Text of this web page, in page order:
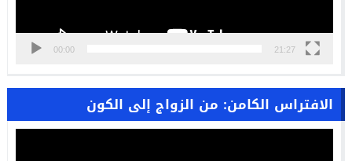
00:00 21:27
الافتراس الكامن: من الزواج إلى الكون
مشغل